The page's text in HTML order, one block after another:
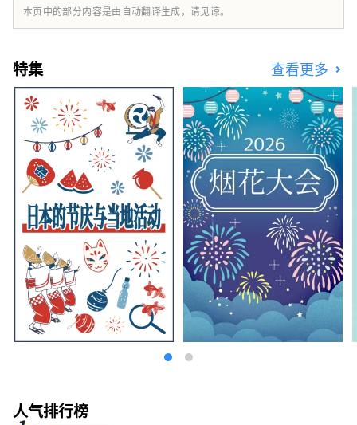
本页中的部分内容是由自动翻译生成，请见谅。
特集 查看更多
人气排行榜